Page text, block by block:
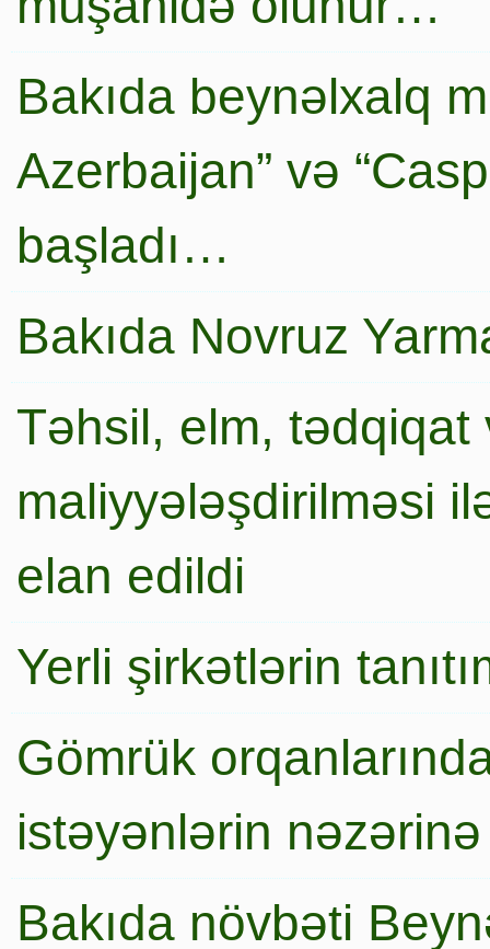
Bakıda beynəlxalq
Azerbaijan” və
başladı…
Bakıda Novruz
Təhsil, elm,
maliyyələşdirilməsi
elan edildi
Yerli şirkətlərin
Gömrük
istəyənlərin nəzərinə
Bakıda növbəti